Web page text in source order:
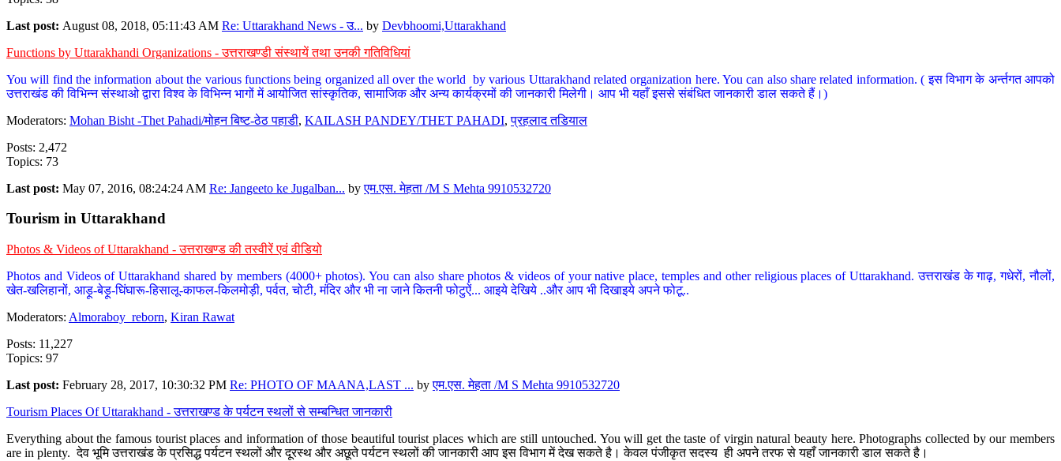
Last post: August 08, 2018, 05:11:43 AM Re: Uttarakhand News - उ... by Devbhoomi,Uttarakhand
Functions by Uttarakhandi Organizations - उत्तराखण्डी संस्थायें तथा उनकी गतिविधियां
You will find the information about the various functions being organized all over the world by various Uttarakhand related organization here. You can also share related information. ( इस विभाग के अर्न्तगत आपको
उत्तराखंड की विभिन्न संस्थाओ द्वारा विश्व के विभिन्न भागों में आयोजित सांस्कृतिक, सामाजिक और अन्य कार्यक्रमों की जानकारी मिलेगी। आप भी यहाँ इससे संबंधित जानकारी डाल सकते हैं।)
Moderators: Mohan Bisht -Thet Pahadi/मोहन बिष्ट-ठेठ पहाडी, KAILASH PANDEY/THET PAHADI,प्रहलाद तडियाल
Posts: 2,472
Topics: 73
Last post: May 07, 2016, 08:24:24 AM Re: Jangeeto ke Jugalban... byएम.एस. मेहता /M S Mehta 9910532720
Tourism in Uttarakhand
Photos & Videos of Uttarakhand - उत्तराखण्ड की तस्वीरें एवं वीडियो
Photos and Videos of Uttarakhand shared by members (4000+ photos). You can also share photos & videos of your native place, temples and other religious places of Uttarakhand. उत्तराखंड के गाढ़, गधेरों, नौलों,
खेत-खलिहानों, आड़ू-बेड़ू-घिंघारू-हिसालू-काफल-किलमोड़ी, पर्वत, चोटी, मंदिर और भी ना जाने कितनी फोटुऐं... आइये देखिये ..और आप भी दिखाइये अपने फोटू..
Moderators: Almoraboy_reborn, Kiran Rawat
Posts: 11,227
Topics: 97
Last post: February 28, 2017, 10:30:32 PM Re: PHOTO OF MAANA,LAST ... byएम.एस. मेहता /M S Mehta 9910532720
Tourism Places Of Uttarakhand - उत्तराखण्ड के पर्यटन स्थलों से सम्बन्धित जानकारी
Everything about the famous tourist places and information of those beautiful tourist places which are still untouched. You will get the taste of virgin natural beauty here. Photographs collected by our members
are in plenty. देव भूमि उत्तराखंड के प्रसिद्ध पर्यटन स्थलों और दूरस्थ और अछूते पर्यटन स्थलों की जानकारी आप इस विभाग में देख सकते है। केवल पंजीकृत सदस्य ही अपने तरफ से यहाँ जानकारी डाल सकते है।